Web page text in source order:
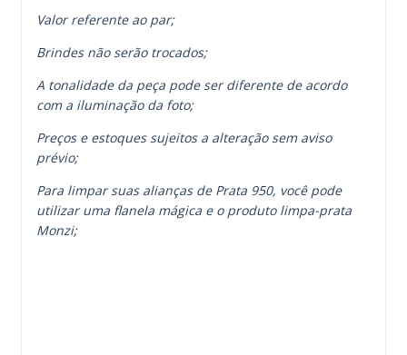
Valor referente ao par;
Brindes não serão trocados;
A tonalidade da peça pode ser diferente de acordo
com a iluminação da foto;
Preços e estoques sujeitos a alteração sem aviso
prévio;
Para limpar suas alianças de Prata 950, você pode
utilizar uma flanela mágica e o produto limpa-prata
Monzi;